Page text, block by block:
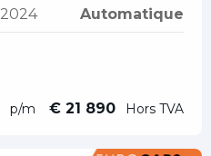
2024 Automatique
p/m € 21 890 Hors TVA